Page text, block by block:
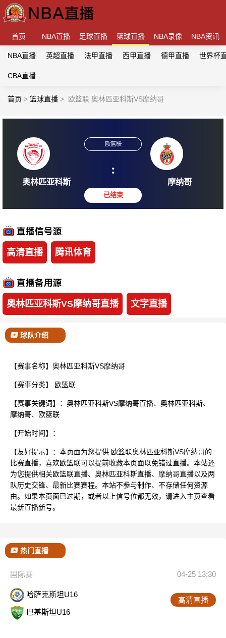
首页 NBA直播 足球直播 篮球直播 NBA录像 NBA资讯
NBA直播 英超直播 法甲直播 西甲直播 德甲直播 世界杯
CBA直播
首页 > 篮球直播 > 欧篮联 奥林匹亚科斯VS摩纳哥
:
高清直播 腾讯体育
奥林匹亚科斯VS摩纳哥直播 文字直播
球队介绍
【赛事名称】奥林匹亚科斯VS摩纳哥
【赛事分类】 欧篮联
【赛事关键词】：奥林匹亚科斯VS摩纳哥直播、奥林匹亚科斯、
摩纳哥、欧篮联
【开始时间】：
【友好提示】：本页面为您提供 欧篮联奥林匹亚科斯VS摩纳哥的
比赛直播，喜欢欧篮联可以提前收藏本页面以免错过直播。本站还
为您提供相关欧篮联直播、奥林匹亚科斯直播、摩纳哥直播以及两
队历史交锋、最新比赛赛程。本站不参与制作、不存储任何资源
由。如果本页面已过期，或者以上信号位都无效，请进入主页查看
最新直播新号。
热门直播
国际赛 04-25 13:30
哈萨克斯坦U16
巴基斯坦U16
高清直播